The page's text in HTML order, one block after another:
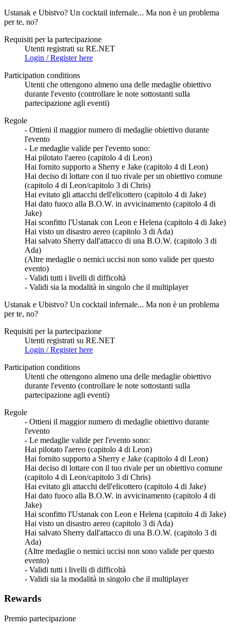
Ustanak e Ubistvo? Un cocktail infernale... Ma non è un problema
per te, no?
Requisiti per la partecipazione
Utenti registrati su RE.NET
Login / Register here
Participation conditions
Utenti che ottengono almeno una delle medaglie obiettivo
durante l'evento (controllare le note sottostanti sulla
partecipazione agli eventi)
Regole
- Ottieni il maggior numero di medaglie obiettivo durante
l'evento
- Le medaglie valide per l'evento sono:
Hai pilotato l'aereo (capitolo 4 di Leon)
Hai fornito supporto a Sherry e Jake (capitolo 4 di Leon)
Hai deciso di lottare con il tuo rivale per un obiettivo comune
(capitolo 4 di Leon/capitolo 3 di Chris)
Hai evitato gli attacchi dell'elicottero (capitolo 4 di Jake)
Hai dato fuoco alla B.O.W. in avvicinamento (capitolo 4 di
Jake)
Hai sconfitto l'Ustanak con Leon e Helena (capitolo 4 di Jake)
Hai visto un disastro aereo (capitolo 3 di Ada)
Hai salvato Sherry dall'attacco di una B.O.W. (capitolo 3 di
Ada)
(Altre medaglie o nemici uccisi non sono valide per questo
evento)
- Validi tutti i livelli di difficoltà
- Validi sia la modalità in singolo che il multiplayer
Ustanak e Ubistvo? Un cocktail infernale... Ma non è un problema
per te, no?
Requisiti per la partecipazione
Utenti registrati su RE.NET
Login / Register here
Participation conditions
Utenti che ottengono almeno una delle medaglie obiettivo
durante l'evento (controllare le note sottostanti sulla
partecipazione agli eventi)
Regole
- Ottieni il maggior numero di medaglie obiettivo durante
l'evento
- Le medaglie valide per l'evento sono:
Hai pilotato l'aereo (capitolo 4 di Leon)
Hai fornito supporto a Sherry e Jake (capitolo 4 di Leon)
Hai deciso di lottare con il tuo rivale per un obiettivo comune
(capitolo 4 di Leon/capitolo 3 di Chris)
Hai evitato gli attacchi dell'elicottero (capitolo 4 di Jake)
Hai dato fuoco alla B.O.W. in avvicinamento (capitolo 4 di
Jake)
Hai sconfitto l'Ustanak con Leon e Helena (capitolo 4 di Jake)
Hai visto un disastro aereo (capitolo 3 di Ada)
Hai salvato Sherry dall'attacco di una B.O.W. (capitolo 3 di
Ada)
(Altre medaglie o nemici uccisi non sono valide per questo
evento)
- Validi tutti i livelli di difficoltà
- Validi sia la modalità in singolo che il multiplayer
Rewards
Premio partecipazione